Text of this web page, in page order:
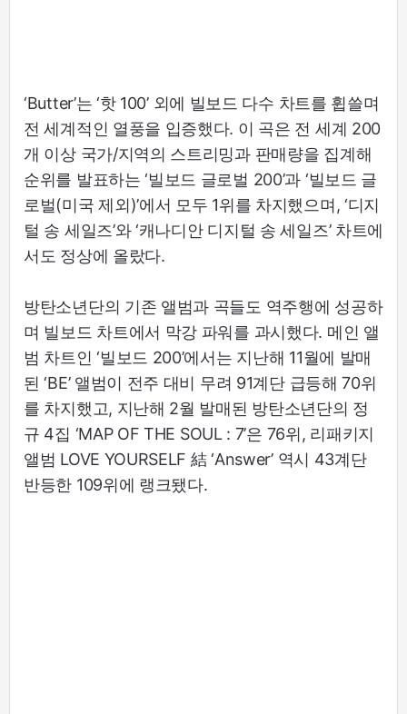
‘Butter’는 ‘핫 100’ 외에 빌보드 다수 차트를 휩쓸며
전 세계적인 열풍을 입증했다. 이 곡은 전 세계 200
개 이상 국가/지역의 스트리밍과 판매량을 집계해
순위를 발표하는 ‘빌보드 글로벌 200’과 ‘빌보드 글
로벌(미국 제외)’에서 모두 1위를 차지했으며, ‘디지
털 송 세일즈’와 ‘캐나디안 디지털 송 세일즈’ 차트에
서도 정상에 올랐다.
방탄소년단의 기존 앨범과 곡들도 역주행에 성공하
며 빌보드 차트에서 막강 파워를 과시했다. 메인 앨
범 차트인 ‘빌보드 200’에서는 지난해 11월에 발매
된 ‘BE’ 앨범이 전주 대비 무려 91계단 급등해 70위
를 차지했고, 지난해 2월 발매된 방탄소년단의 정
규 4집 ‘MAP OF THE SOUL : 7’은 76위, 리패키지
앨범 LOVE YOURSELF 結 ‘Answer’ 역시 43계단
반등한 109위에 랭크됐다.